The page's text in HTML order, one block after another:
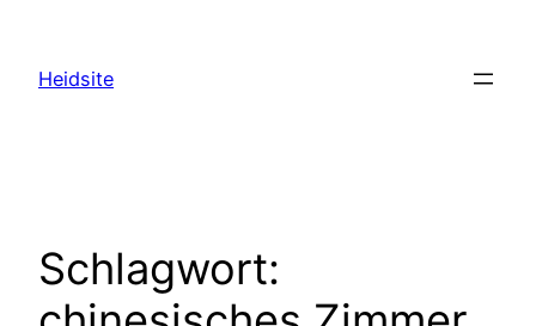
springen
Heidsite
Schlagwort: